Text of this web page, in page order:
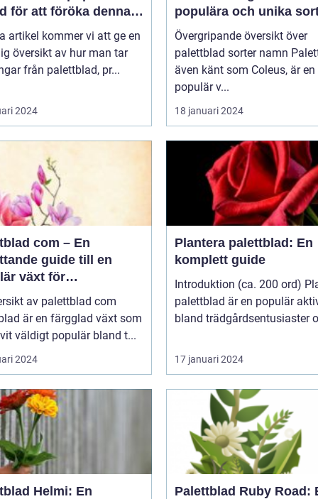
för att föröka denna
växt på ett effektivt
artikel kommer vi att ge en
översikt av hur man tar
från palettblad, pr...
2024
populära och unika
Övergripande översikt över
palettblad sorter namn Palettblad,
även känt som Coleus, är en
populär v...
18 januari 2024
com – En
guide till en
växt för
av palettblad com
är en färgglad växt som
väldigt populär bland t...
2024
Plantera palettblad: En
komplett guide
Introduktion (ca. 200 ord)
palettblad är en populär
bland trädgårdsentusiaster
17 januari 2024
Helmi: En
Palettblad Ruby Road: